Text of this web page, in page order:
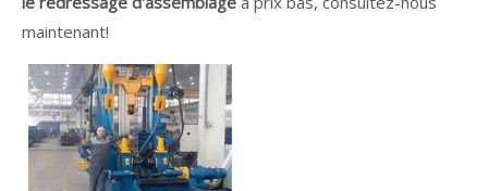
maintenant!